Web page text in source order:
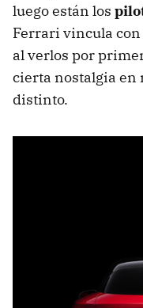
luego están los
Ferrari vincula
al verlos por
cierta nostalgia en
distinto.